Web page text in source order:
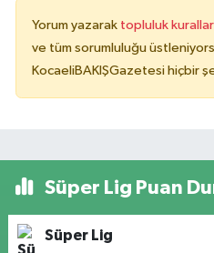
Yorum yazarak topluluk
ve tüm sorumluluğu
KocaeliBAKIŞGazetesi hiçbir
Süper Lig Puan
Süper Lig